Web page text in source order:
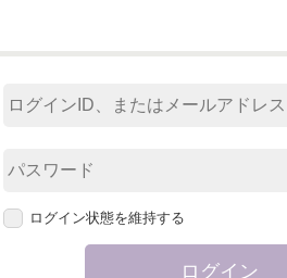
ログイン状態を維持する